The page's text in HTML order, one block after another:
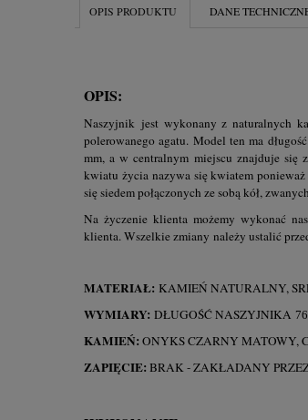
OPIS PRODUKTU DANE
OPIS:
Naszyjnik jest wykonany z naturalnych
polerowanego agatu. Model ten ma
mm, a w centralnym miejscu znajduje się
kwiatu życia nazywa się kwiatem
się siedem połączonych ze sobą kół,
Na życzenie klienta możemy wykonać
klienta. Wszelkie zmiany należy ustalić
MATERIAŁ: KAMIEŃ NATURALNY,
WYMIARY: DŁUGOŚĆ NASZYJNIKA 76
KAMIEŃ: ONYKS CZARNY MATOWY,
ZAPIĘCIE: BRAK - ZAKŁADANY